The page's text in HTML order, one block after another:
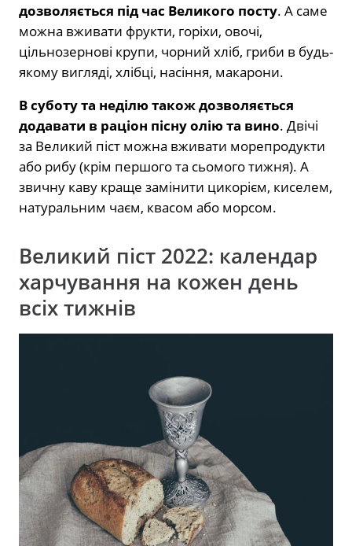
дозволяється під час Великого посту. А саме
можна вживати фрукти, горіхи, овочі,
цільнозернові крупи, чорний хліб, гриби в будь-
якому вигляді, хлібці, насіння, макарони.
В суботу та неділю також дозволяється
додавати в раціон пісну олію та вино. Двічі
за Великий піст можна вживати морепродукти
або рибу (крім першого та сьомого тижня). А
звичну каву краще замінити цикорієм, киселем,
натуральним чаєм, квасом або морсом.
Великий піст 2022: календар
харчування на кожен день
всіх тижнів